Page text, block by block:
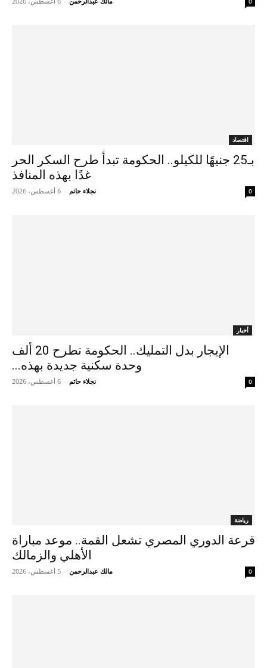
اقتصاد
بـ25 جنيهًا للكيلو.. الحكومة تبدأ طرح السكر الحر
غدًا بهذه المنافذ
نجلاء حاتم - 6 أغسطس، 2026 0
أخبار
الإيجار بدل التمليك.. الحكومة تطرح 20 ألف
وحدة سكنية جديدة بهذه...
نجلاء حاتم - 6 أغسطس، 2026 0
رياضة
قرعة الدوري المصري تشعل القمة.. موعد مباراة
الأهلي والزمالك
مالك عبدالرحمن - 5 أغسطس، 2026 0